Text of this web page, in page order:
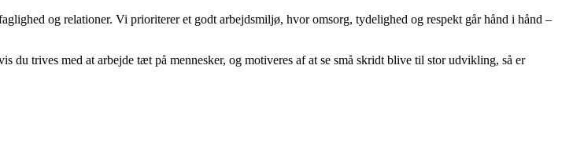
og relationer. Vi prioriterer et godt arbejdsmiljø, hvor omsorg, tydelighed og respekt går hånd i hånd –
trives med at arbejde tæt på mennesker, og motiveres af at se små skridt blive til stor udvikling, så er